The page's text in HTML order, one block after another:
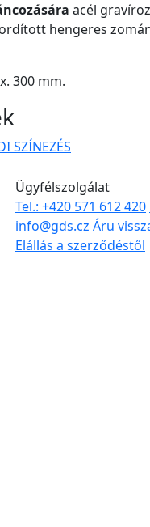
acél
hengeres
300 mm.
SZÍNEZÉS
Ügyfélszolgálat
Tel.: +420 571 612 420
info@gds.cz Áru
Elállás a szerződéstől